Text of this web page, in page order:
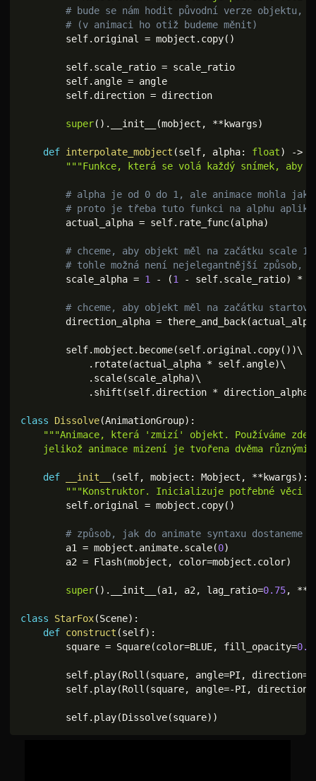
# bude se nám hodit původní verze objektu,
# (v animaci ho otiž budeme měnit)
        self
. original = mobject . copy( )
        self
. scale_ratio = scale_ratio
        self
. angle = angle
        self
. direction = direction
super( ) . __init__ (mobject , ** kwargs)
def interpolate_mobject (self, alpha: float) ->
"""Funkce, která se volá každý snímek, aby
# alpha je od 0 do 1, ale animace mohla
# proto je třeba tuto funkci na alphu
        actual_alpha
= self. rate_func(alpha)
# chceme, aby objekt měl na začátku scale
# tohle možná není nejelegantnější způsob,
        scale_alpha
= 1 - (1 - self. scale_ratio) *
# chceme, aby objekt měl na začátku
        direction_alpha
= there_and_back(
        self
.mobject . become(self. original . copy( ) )\
. rotate(actual_alpha * self. angle)\
. scale(scale_alpha)\
. shift (self. direction * direction_alpha
class Dissolve(AnimationGroup) :
"""Animace, která 'zmizí' objekt. Používáme zde
jelikož animace mizení je tvořena dvěma různými
def __init__ (self, mobject : Mobject , ** kwargs) :
"""Konstruktor. Inicializuje potřebné věci
        self
. original = mobject . copy( )
# způsob, jak do animate syntaxu dostaneme
        a1
= mobject . animate. scale(0)
        a2
= Flash(mobject , color=mobject . color)
super( ) . __init__ (a1, a2, lag_ratio=0.75, **
class StarFox(Scene) :
def construct (self) :
        square
= Square(color=BLUE, fill_opacity=
        self
. play(Roll (square, angle=PI , direction=
        self
. play(Roll (square, angle=-PI , direction
        self
. play(Dissolve(square) )